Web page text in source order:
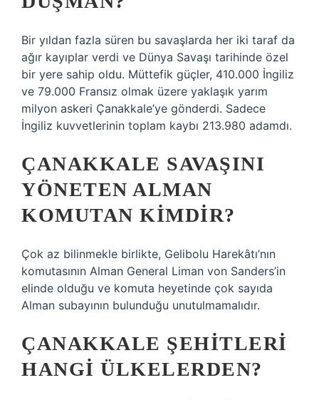
Bir yıldan fazla süren bu savaşlarda her iki taraf da
ağır kayıplar verdi ve Dünya Savaşı tarihinde özel
bir yere sahip oldu. Müttefik güçler, 410.000 İngiliz
ve 79.000 Fransız olmak üzere yaklaşık yarım
milyon askeri Çanakkale’ye gönderdi. Sadece
İngiliz kuvvetlerinin toplam kaybı 213.980 adamdı.
ÇANAKKALE SAVAŞINI
YÖNETEN ALMAN
KOMUTAN KIMDIR?
Çok az bilinmekle birlikte, Gelibolu Harekâtı’nın
komutasının Alman General Liman von Sanders’in
elinde olduğu ve komuta heyetinde çok sayıda
Alman subayının bulunduğu unutulmamalıdır.
ÇANAKKALE ŞEHITLERI
HANGI ÜLKELERDEN?